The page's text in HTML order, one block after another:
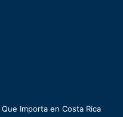
Importa en Costa Rica